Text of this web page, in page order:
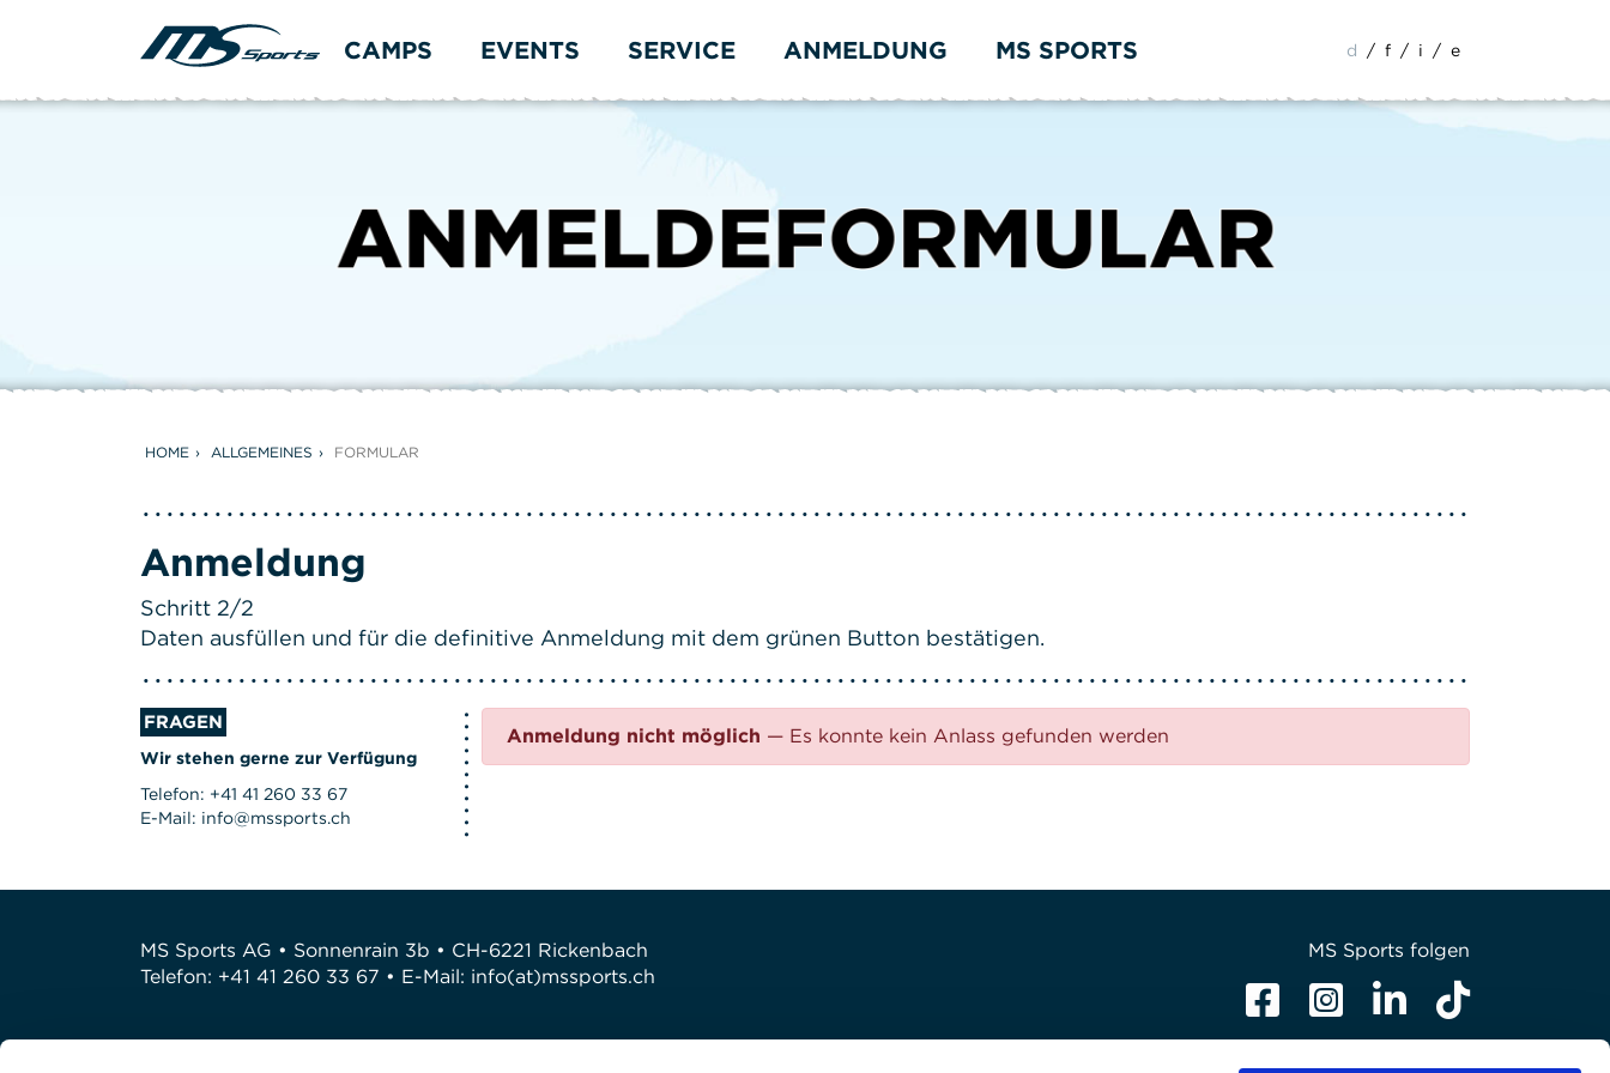
CAMPS EVENTS SERVICE ANMELDUNG MS SPORTS d / f / i / e
HOME ALLGEMEINES FORMULAR
Anmeldung
Schritt 2/2
Daten ausfüllen und für die definitive Anmeldung mit dem grünen Button bestätigen.
Anmeldung nicht möglich — Es konnte kein Anlass gefunden werden
FRAGEN
Wir stehen gerne zur Verfügung
Telefon: +41 41 260 33 67
E-Mail: info@mssports.ch
MS Sports AG • Sonnenrain 3b • CH-6221 Rickenbach
Telefon: +41 41 260 33 67 • E-Mail: info(at)mssports.ch
MS Sports folgen